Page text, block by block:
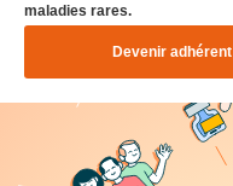
maladies rares.
Devenir adhérent